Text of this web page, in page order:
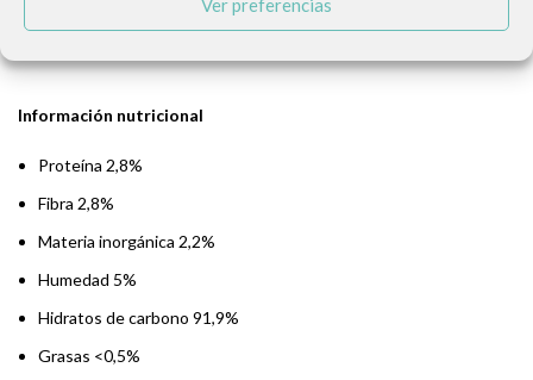
Información nutricional
Proteína 2,8%
Fibra 2,8%
Materia inorgánica 2,2%
Humedad 5%
Hidratos de carbono 91,9%
Grasas <0,5%